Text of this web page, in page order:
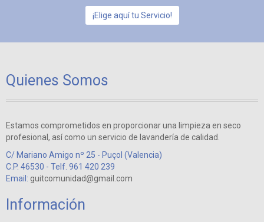
¡Elige aquí tu Servicio!
Quienes Somos
Estamos comprometidos en proporcionar una limpieza en seco
profesional, así como un servicio de lavandería de calidad.
C/ Mariano Amigo nº 25 - Puçol (Valencia)
C.P. 46530 - Telf. 961 420 239
Email: guitcomunidad@gmail.com
Información